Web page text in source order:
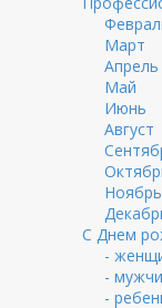
Март
Апрель
Май
Июнь
Август
Ноябрь
С Днем
-
-
-